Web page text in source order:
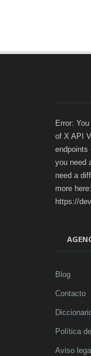
Error:
of X API
endpoints
you need
need a
more here:
https://
Blog
Contacto
Política
Aviso legal